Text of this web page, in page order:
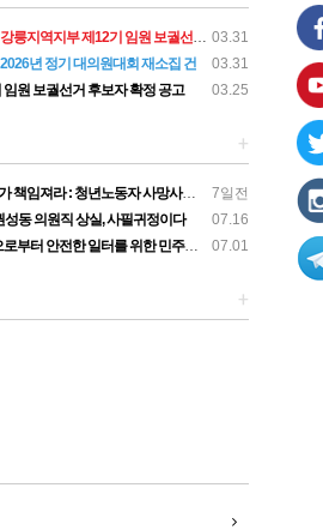
03.31
지부 제12기 임원 보궐선거결과 공고
03.31
년 정기 대의원대회 재소집 건
03.25
원 보궐선거 후보자 확정 공고
+
7일전
망사고의 철저한 진상규명과 재발방지 대책 마련하라
07.16
동 의원직 상실, 사필귀정이다
07.01
민주노총 강원지역본부 폭염감시단 선포 기자회견
+